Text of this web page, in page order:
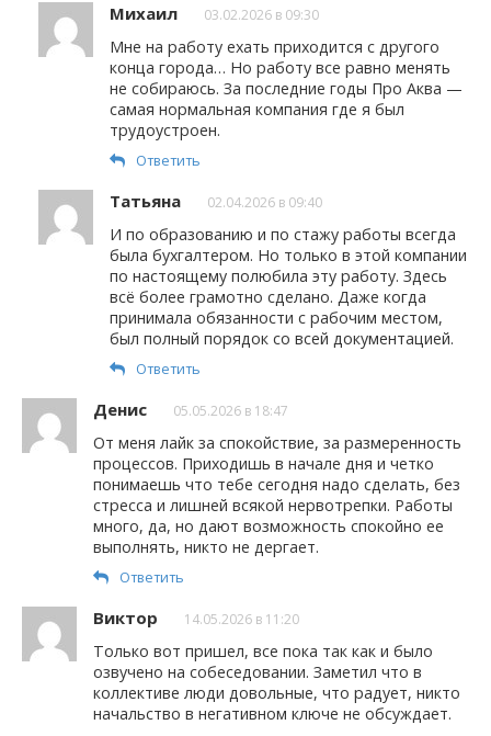
Михаил 03.02.2026 в 09:30
Мне на работу ехать приходится с другого
конца города… Но работу все равно менять
не собираюсь. За последние годы Про Аква —
самая нормальная компания где я был
трудоустроен.
Ответить
Татьяна 02.04.2026 в 09:40
И по образованию и по стажу работы всегда
была бухгалтером. Но только в этой компании
по настоящему полюбила эту работу. Здесь
всё более грамотно сделано. Даже когда
принимала обязанности с рабочим местом,
был полный порядок со всей документацией.
Ответить
Денис 05.05.2026 в 18:47
От меня лайк за спокойствие, за размеренность
процессов. Приходишь в начале дня и четко
понимаешь что тебе сегодня надо сделать, без
стресса и лишней всякой нервотрепки. Работы
много, да, но дают возможность спокойно ее
выполнять, никто не дергает.
Ответить
Виктор 14.05.2026 в 11:20
Только вот пришел, все пока так как и было
озвучено на собеседовании. Заметил что в
коллективе люди довольные, что радует, никто
начальство в негативном ключе не обсуждает.